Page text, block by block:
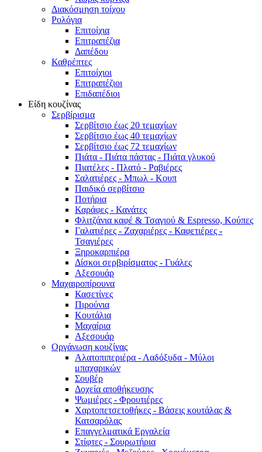
Διακόσμηση τοίχου
Ρολόγια
Επιτοίχια
Επιτραπέζια
Δαπέδου
Καθρέπτες
Επιτοίχιοι
Επιτραπέζιοι
Επιδαπέδιοι
Είδη κουζίνας
Σερβίρισμα
Σερβίτσιο έως 20 τεμαχίων
Σερβίτσιο έως 40 τεμαχίων
Σερβίτσιο έως 72 τεμαχίων
Πιάτα - Πιάτα πάστας - Πιάτα γλυκού
Πιατέλες - Πλατό - Ραβιέρες
Σαλατιέρες - Μπωλ - Κουπ
Παιδικό σερβίτσιο
Ποτήρια
Καράφες - Κανάτες
Φλιτζάνια καφέ & Τσαγιού & Espresso, Κούπες
Γαλατιέρες - Ζαχαριέρες - Καφετιέρες -
Τσαγιέρες
Ξηροκαρπιέρα
Δίσκοι σερβιρίσματος - Γυάλες
Αξεσουάρ
Μαχαιροπίρουνα
Κασετίνες
Πιρούνια
Κουτάλια
Μαχαίρια
Αξεσουάρ
Οργάνωση κουζίνας
Αλατοπιπεριέρα - Λαδόξυδα - Μύλοι
μπαχαρικών
Σουβέρ
Δοχεία αποθήκευσης
Ψωμιέρες - Φρουτιέρες
Χαρτοπετσετοθήκες - Βάσεις κουτάλας &
Κατσαρόλας
Επαγγελματικά Εργαλεία
Στίφτες - Σουρωτήρια